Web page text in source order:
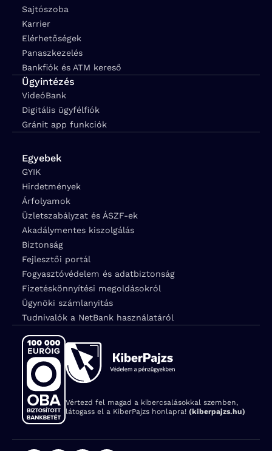
Sajtószoba
Karrier
Elérhetőségek
Panaszkezelés
Bankfiók és ATM kereső
Ügyintézés
VideóBank
Digitális ügyfélfiók
Gránit app funkciók
Egyebek
GYIK
Hirdetmények
Árfolyamok
Üzletszabályzat és ÁSZF-ek
Akadálymentes kiszolgálás
Biztonság
Fejlesztői portál
Fogyasztóvédelem és adatbiztonság
Fizetéskönnyítési megoldásokról
Ügynöki számlanyitás
Tudnivalók a NetBank használatáról
Vértezd fel magad a kibercsalásokkal szemben,
látogass el a KiberPajzs honlapra! (kiberpajzs.hu)